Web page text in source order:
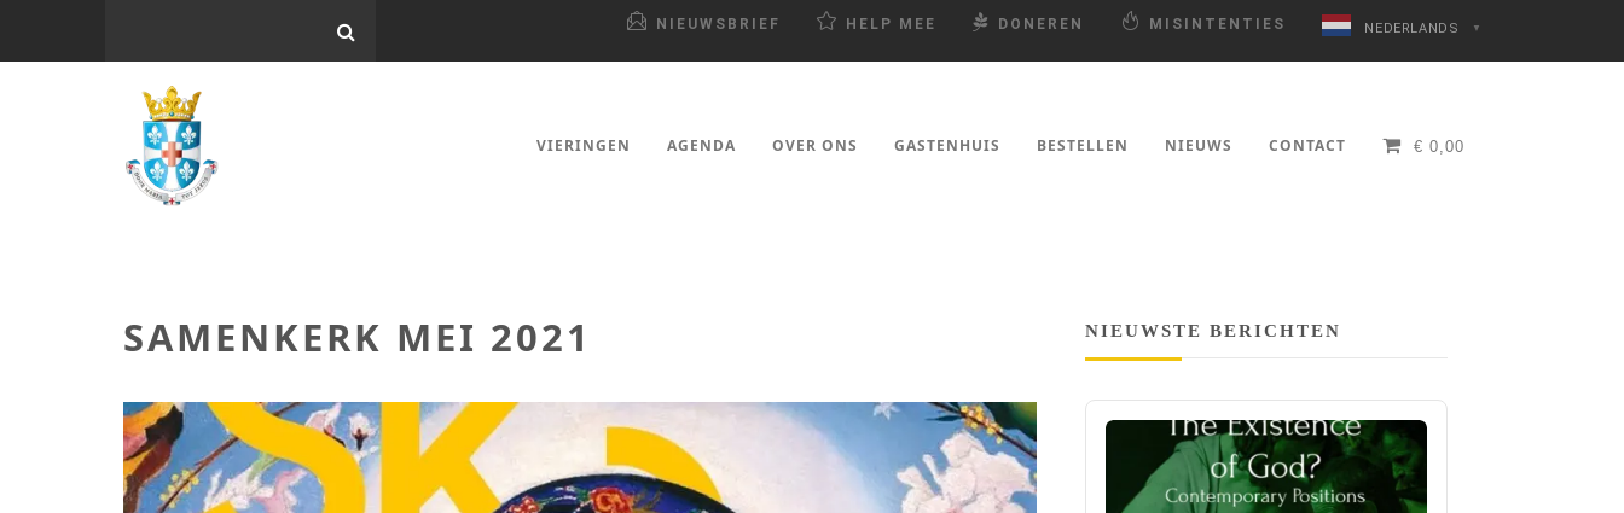
NIEUWSBRIEF HELP MEE DONEREN MISINTENTIES NEDERLANDS ▼
VIERINGEN AGENDA OVER ONS GASTENHUIS BESTELLEN NIEUWS CONTACT € 0,00
SAMENKERK MEI 2021 NIEUWSTE BERICHTEN